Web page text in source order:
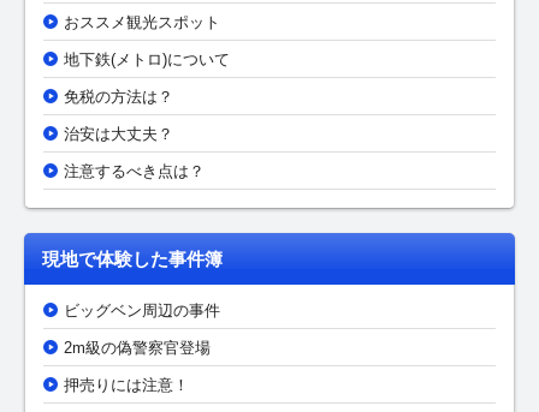
おススメ観光スポット
地下鉄(メトロ)について
免税の方法は？
治安は大丈夫？
注意するべき点は？
現地で体験した事件簿
ビッグベン周辺の事件
2m級の偽警察官登場
押売りには注意！